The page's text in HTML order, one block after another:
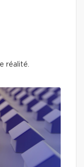
réalité.